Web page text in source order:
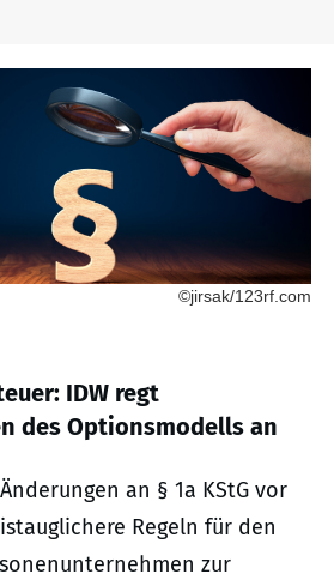
©jirsak/123rf.com
IDW regt
des Optionsmodells an
an § 1a KStG vor
Regeln für den
zur